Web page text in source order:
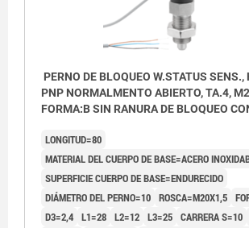
PERNO DE BLOQUEO W.STATUS SENS.,
PNP NORMALMENTO ABIERTO, TA.4,
FORMA:B SIN RANURA DE BLOQUEO
COMP:TERMOPLÁSTICO GRIS
LONGITUD=80
MATERIAL DEL CUERPO DE BASE=ACERO
SUPERFICIE CUERPO DE BASE=ENDURECIDO
DIÁMETRO DEL PERNO=10 ROSCA=M20X1,5
D3=2,4 L1=28 L2=12 L3=25 CARRERA S=10